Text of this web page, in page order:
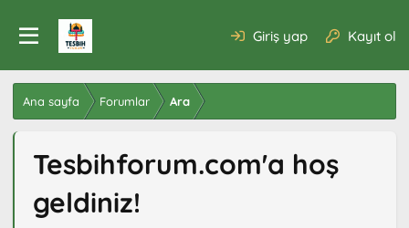
Giriş yap Kayıt ol
Ana sayfa Forumlar Ara
Tesbihforum.com'a hoş
geldiniz!